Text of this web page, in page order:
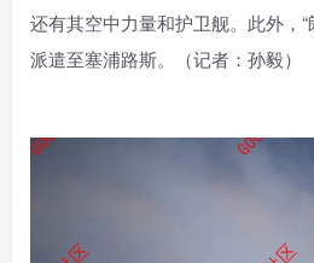
还有其空中力量和护卫舰。此外，
派遣至塞浦路斯。
（记者：孙毅）